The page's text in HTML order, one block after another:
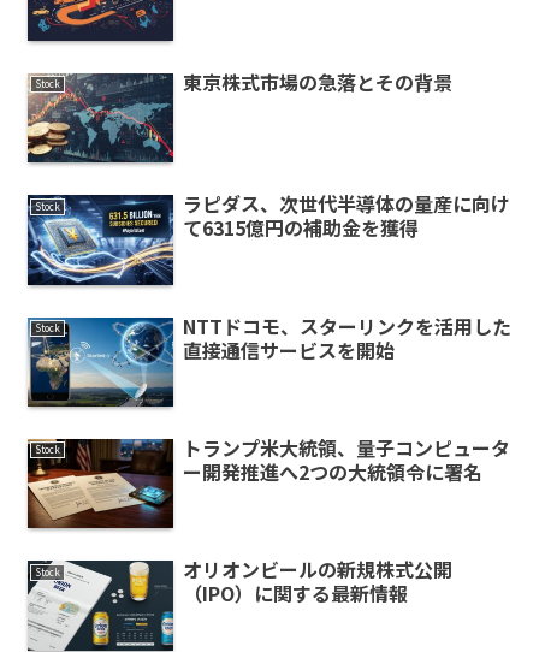
Stock 東京株式市場の急落とその背景
Stock
ラピダス、次世代半導体の量産に向け
て6315億円の補助金を獲得
Stock
NTTドコモ、スターリンクを活用した
直接通信サービスを開始
Stock
トランプ米大統領、量子コンピュータ
ー開発推進へ2つの大統領令に署名
Stock
オリオンビールの新規株式公開
（IPO）に関する最新情報